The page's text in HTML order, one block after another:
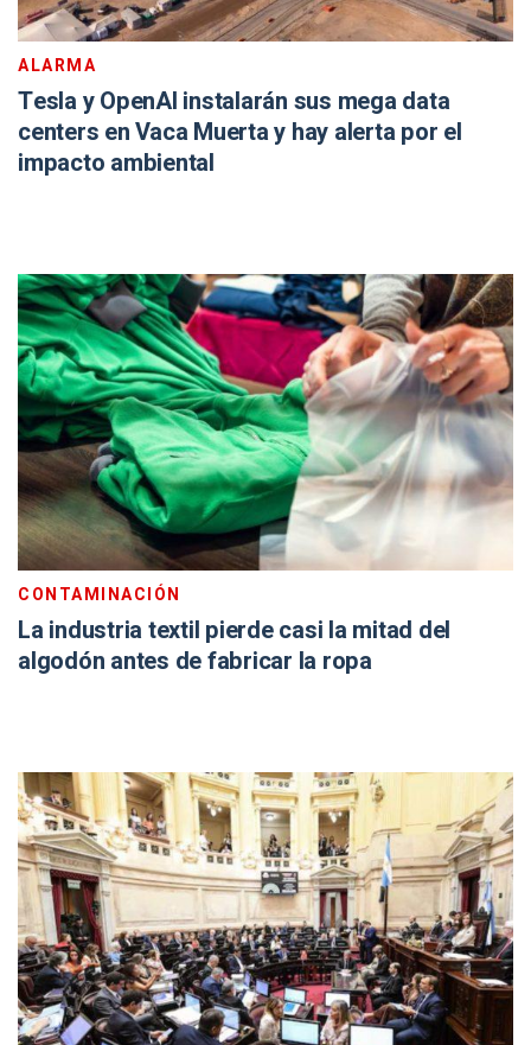
ALARMA
Tesla y OpenAI instalarán sus mega data
centers en Vaca Muerta y hay alerta por el
impacto ambiental
CONTAMINACIÓN
La industria textil pierde casi la mitad del
algodón antes de fabricar la ropa